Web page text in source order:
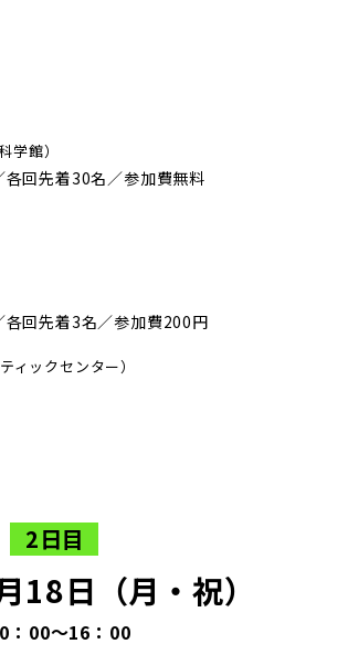
学館）
各回先着30名／参加費無料
各回先着3名／参加費200円
ィックセンター）
2日目
18日（月・祝）
：00〜16：00